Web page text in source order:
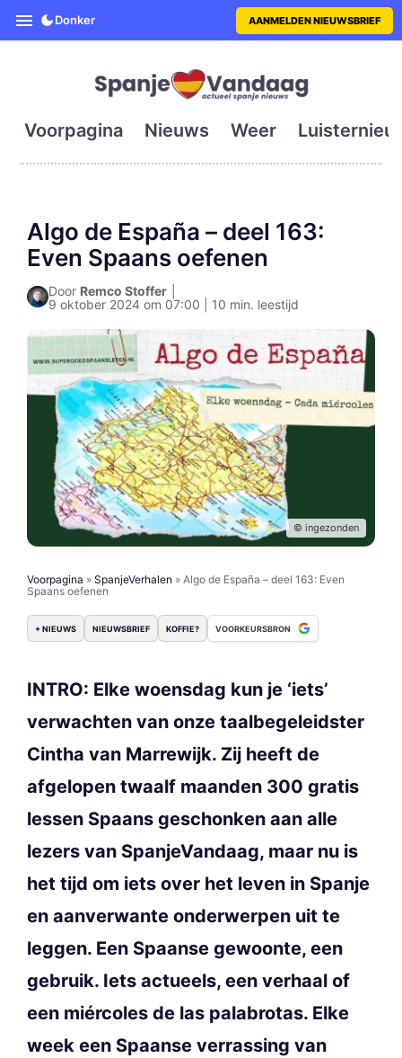
SpanjeVandaag is de eerste
Donker AANMELDEN NIEUWSBRIEF
Voorpagina Nieuws Weer
Algo de España – deel 163:
Even Spaans oefenen
Door Remco Stoffer
9 oktober 2024 om 07:00 | 10 min. leestijd
© ingezonden
Voorpagina » SpanjeVerhalen » Algo de España – deel 163: Even
Spaans oefenen
+ NIEUWS NIEUWSBRIEF KOFFIE? VOORKEURSBRON
INTRO: Elke woensdag kun je ‘iets’
verwachten van onze taalbegeleidster
Cintha van Marrewijk. Zij heeft de
afgelopen twaalf maanden 300 gratis
lessen Spaans geschonken aan alle
lezers van SpanjeVandaag, maar nu is
het tijd om iets over het leven in Spanje
en aanverwante onderwerpen uit te
leggen. Een Spaanse gewoonte, een
gebruik. Iets actueels, een verhaal of
een miércoles de las palabrotas. Elke
week een Spaanse verrassing van